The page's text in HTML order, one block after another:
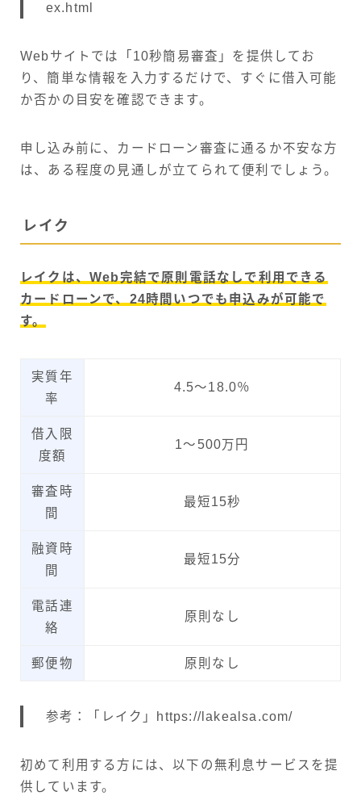
ex.html
Webサイトでは「10秒簡易審査」を提供してお
り、簡単な情報を入力するだけで、すぐに借入可能
か否かの目安を確認できます。
申し込み前に、カードローン審査に通るか不安な方
は、ある程度の見通しが立てられて便利でしょう。
レイク
レイクは、Web完結で原則電話なしで利用できる
カードローンで、24時間いつでも申込みが可能で
す。
実質年
率
4.5～18.0％
借入限
度額
1～500万円
審査時
間
最短15秒
融資時
間
最短15分
電話連
絡
原則なし
郵便物 原則なし
参考：「レイク」https://lakealsa.com/
初めて利用する方には、以下の無利息サービスを提
供しています。